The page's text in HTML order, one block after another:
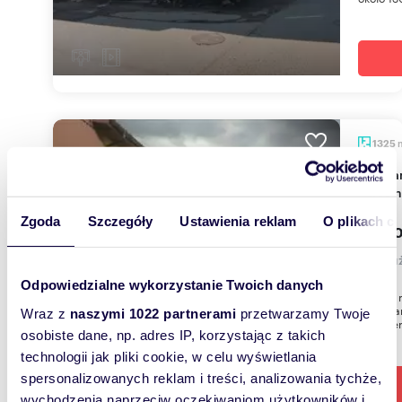
Zgoda Szczegóły Ustawienia reklam O plikach
Odpowiedzialne wykorzystanie Twoich danych
Wraz z naszymi 1022 partnerami przetwarzamy Twoje
osobiste dane, np. adres IP, korzystając z takich
technologii jak pliki cookie, w celu wyświetlania
spersonalizowanych reklam i treści, analizowania tychże,
1325
Polecam halę produkcyjno-biurową 1325 m² w
4
lokal
o